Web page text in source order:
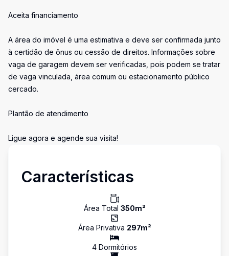
Aceita financiamento
A área do imóvel é uma estimativa e deve ser confirmada junto
à certidão de ônus ou cessão de direitos. Informações sobre
vaga de garagem devem ser verificadas, pois podem se tratar
de vaga vinculada, área comum ou estacionamento público
cercado.
Plantão de atendimento
Ligue agora e agende sua visita!
Características
Área Total 350m²
Área Privativa 297m²
4 Dormitórios